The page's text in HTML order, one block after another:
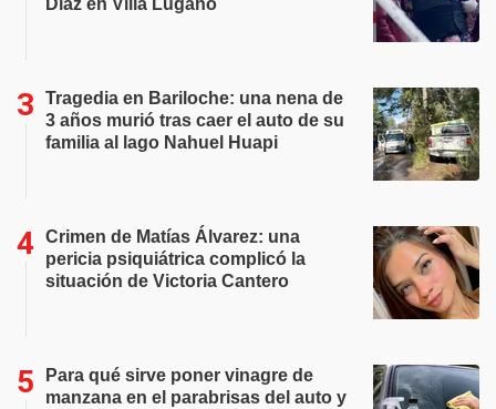
Díaz en Villa Lugano
Tragedia en Bariloche: una nena de
3 años murió tras caer el auto de su
familia al lago Nahuel Huapi
Crimen de Matías Álvarez: una
pericia psiquiátrica complicó la
situación de Victoria Cantero
Para qué sirve poner vinagre de
manzana en el parabrisas del auto y